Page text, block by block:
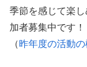
季節を感じて楽
加者募集中です！
（昨年度の活動の